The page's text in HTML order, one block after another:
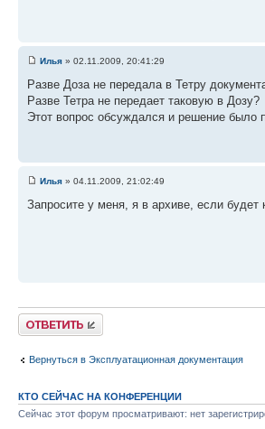
Илья » 02.11.2009, 20:41:29
Разве Доза не передала в Тетру
Разве Тетра не передает таковую в Дозу?
Этот вопрос обсуждался и решение было
Илья » 04.11.2009, 21:02:49
Запросите у меня, я в архиве, если
Ответить
Вернуться в Эксплуатационная документация
КТО СЕЙЧАС НА КОНФЕРЕНЦИИ
Сейчас этот форум просматривают: нет